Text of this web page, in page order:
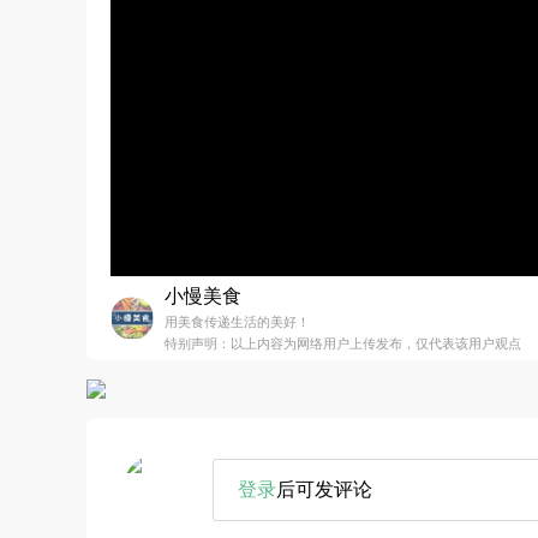
小慢美食
用美食传递生活的美好！
特别声明：以上内容为网络用户上传发布，仅代表该用户观点
登录后可发评论